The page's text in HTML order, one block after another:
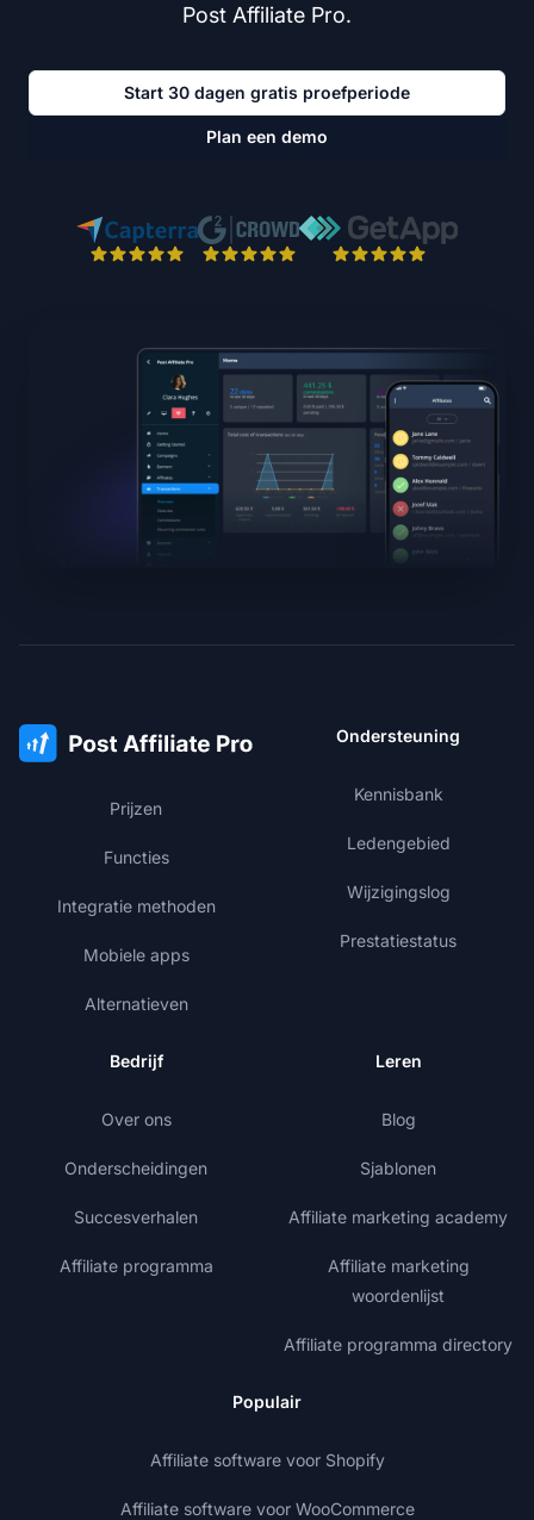
Post Affiliate Pro.
Start 30 dagen gratis proefperiode
Plan een demo
Prijzen
Functies
Integratie methoden
Mobiele apps
Alternatieven
Ondersteuning
Kennisbank
Ledengebied
Wijzigingslog
Prestatiestatus
Bedrijf
Over ons
Onderscheidingen
Succesverhalen
Affiliate programma
Leren
Blog
Sjablonen
Affiliate marketing academy
Affiliate marketing
woordenlijst
Affiliate programma directory
Populair
Affiliate software voor Shopify
Affiliate software voor WooCommerce